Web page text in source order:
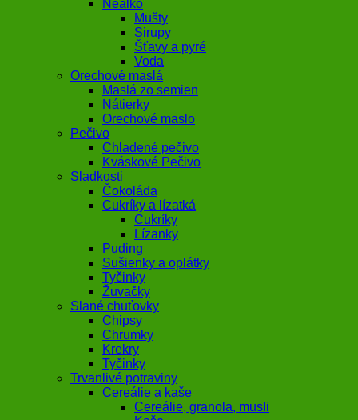
Nealko
Mušty
Sirupy
Šťavy a pyré
Voda
Orechové maslá
Maslá zo semien
Nátierky
Orechové maslo
Pečivo
Chladené pečivo
Kváskové Pečivo
Sladkosti
Čokoláda
Cukríky a lízatká
Cukríky
Lízanky
Puding
Sušienky a oplátky
Tyčinky
Žuvačky
Slané chuťovky
Chipsy
Chrumky
Krekry
Tyčinky
Trvanlivé potraviny
Cereálie a kaše
Cereálie, granola, musli